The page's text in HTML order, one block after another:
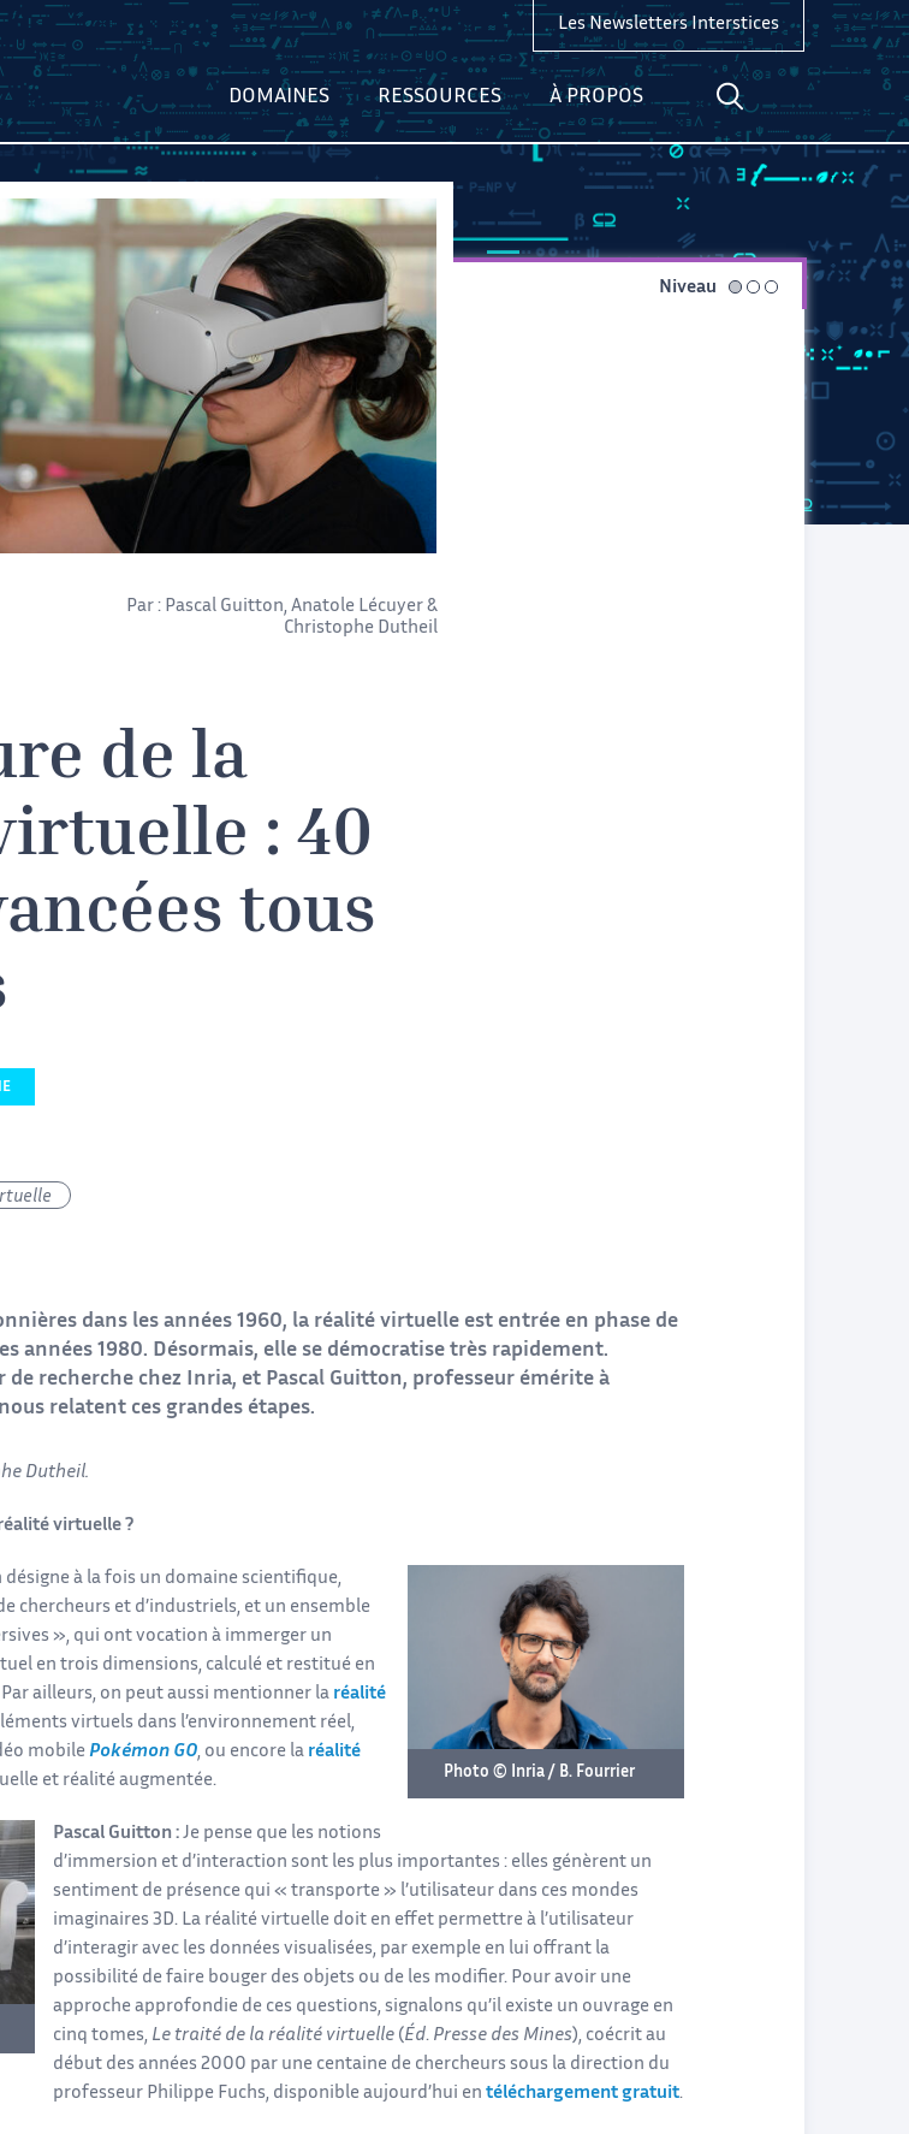
DOMAINES RESSOURCES À PROPOS
Les Newsletters Interstices
Par : Pascal Guitton, Anatole Lécuyer &
Christophe Dutheil
Niveau facile
de la
: 40
tous
dans les années 1960, la réalité virtuelle est entrée en phase de
années 1980. Désormais, elle se démocratise très rapidement.
de recherche chez Inria, et Pascal Guitton, professeur émérite à
relatent ces grandes étapes.
Dutheil.
virtuelle ?
Photo © Inria / B. Fourrier
désigne à la fois un domaine scientifique,
chercheurs et d’industriels, et un ensemble
», qui ont vocation à immerger un
en trois dimensions, calculé et restitué en
ailleurs, on peut aussi mentionner la réalité
virtuels dans l’environnement réel,
mobile Pokémon GO, ou encore la réalité
et réalité augmentée.
Pascal Guitton : Je pense que les notions
d’immersion et d’interaction sont les plus importantes : elles génèrent un
sentiment de présence qui « transporte » l’utilisateur dans ces mondes
imaginaires 3D. La réalité virtuelle doit en effet permettre à l’utilisateur
d’interagir avec les données visualisées, par exemple en lui offrant la
possibilité de faire bouger des objets ou de les modifier. Pour avoir une
approche approfondie de ces questions, signalons qu’il existe un ouvrage en
cinq tomes, Le traité de la réalité virtuelle (Éd. Presse des Mines), coécrit au
début des années 2000 par une centaine de chercheurs sous la direction du
professeur Philippe Fuchs, disponible aujourd’hui en téléchargement gratuit.